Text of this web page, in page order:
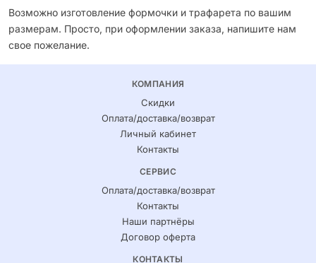
Возможно изготовление формочки и трафарета по вашим
размерам. Просто, при оформлении заказа, напишите нам
свое пожелание.
КОМПАНИЯ
Скидки
Оплата/доставка/возврат
Личный кабинет
Контакты
СЕРВИС
Оплата/доставка/возврат
Контакты
Наши партнёры
Договор оферта
КОНТАКТЫ